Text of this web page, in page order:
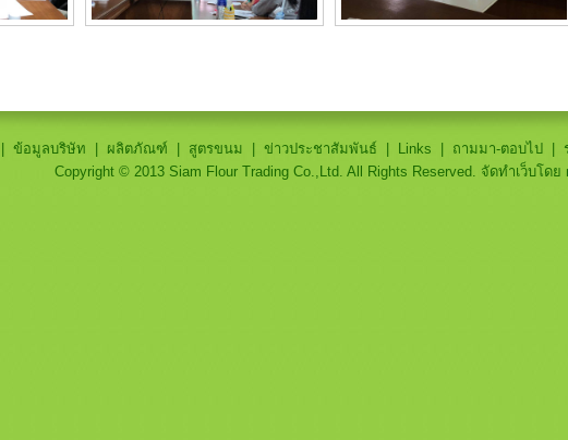
ข้อมูลบริษัท ผลิตภัณฑ์ สูตรขนม ข่าวประชาสัมพันธ์ Links ถามมา-ตอบไป
Copyright © 2013 Siam Flour Trading Co.,Ltd. All Rights Reserved. จัดทำเว็บโดย